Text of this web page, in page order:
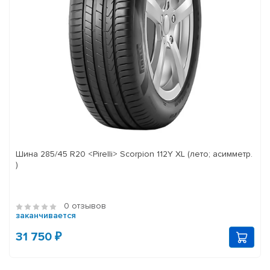
Шина 285/45 R20 <Pirelli> Scorpion 112Y XL (лето; асимметр.
)
0 отзывов
заканчивается
31 750 ₽